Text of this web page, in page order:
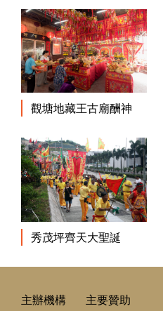
觀塘地藏王古廟酬神
秀茂坪齊天大聖誕
主辦機構 主要贊助